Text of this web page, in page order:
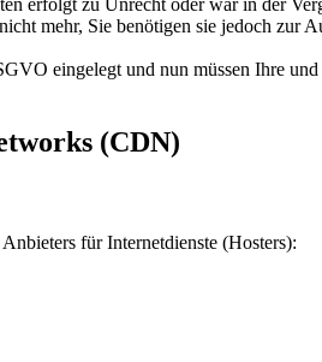
erfolgt zu Unrecht oder war in der
mehr, Sie benötigen sie jedoch zur
eingelegt und nun müssen Ihre
(CDN)
für Internetdienste (Hosters):